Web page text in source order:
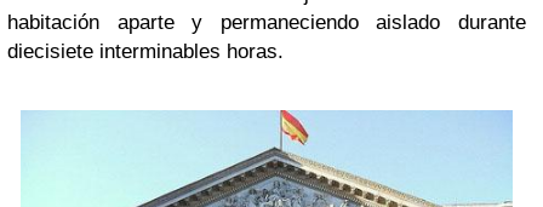
habitación aparte y permaneciendo aislado durante
diecisiete interminables horas.